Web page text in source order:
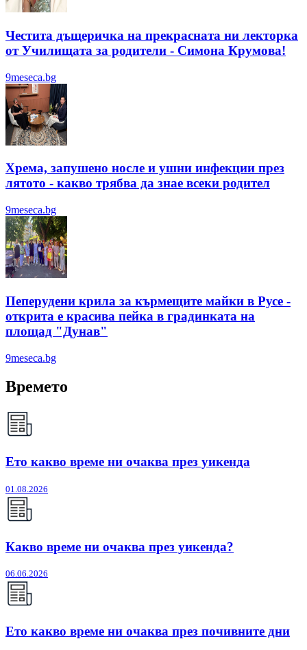
Честита дъщеричка на прекрасната ни лекторка
от Училищата за родители - Симона Крумова!
9meseca.bg
Хрема, запушено носле и ушни инфекции през
лятотo - какво трябва да знае всеки родител
9meseca.bg
Пеперудени крила за кърмещите майки в Русе -
открита е красива пейка в градинката на
площад "Дунав"
9meseca.bg
Времето
Ето какво време ни очаква през уикенда
01.08.2026
Какво време ни очаква през уикенда?
06.06.2026
Ето какво време ни очаква през почивните дни